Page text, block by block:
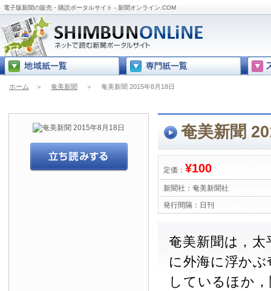
電子版新聞の販売・購読ポータルサイト - 新聞オンライン.COM
ホーム ＞ 奄美新聞 ＞ 奄美新聞 2015年8月18日
奄美新聞
定価： ¥100
新聞社： 奄美新聞社
発行間隔： 日刊
奄美新聞は，
に外海に浮か
しているほか